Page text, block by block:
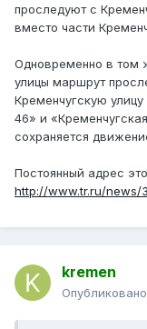
проследуют с
вместо части
Одновременно в том
улицы маршрут
Кременчугскую
46» и
сохраняется
Постоянный адрес
http://www.tr.ru/news/
kremen
Опубликовано